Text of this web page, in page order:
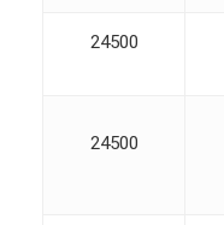
24500
24500